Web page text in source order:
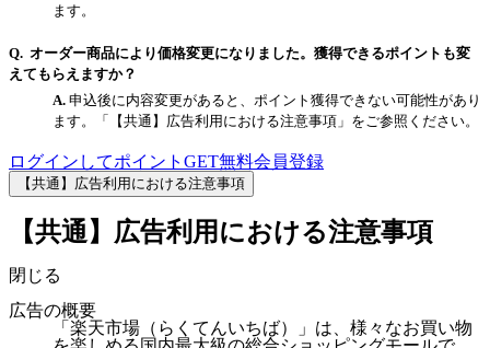
ます。
オーダー商品により価格変更になりました。獲得できるポイントも変
えてもらえますか？
申込後に内容変更があると、ポイント獲得できない可能性があり
ます。「【共通】広告利用における注意事項」をご参照ください。
ログインしてポイントGET無料会員登録
【共通】広告利用における注意事項
【共通】広告利用における注意事項
閉じる
広告の概要
「楽天市場（らくてんいちば）」は、様々なお買い物